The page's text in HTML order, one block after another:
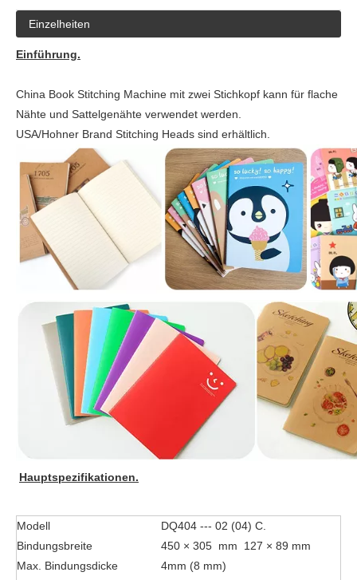
Einzelheiten
Einführung.
China Book Stitching Machine mit zwei Stichkopf kann für flache
Nähte und Sattelgenähte verwendet werden.
USA/Hohner Brand Stitching Heads sind erhältlich.
Hauptspezifikationen.
Modell
DQ404 --- 02 (04) C.
Bindungsbreite
450 × 305 mm 127 × 89 mm
Max. Bindungsdicke
4mm (8 mm)